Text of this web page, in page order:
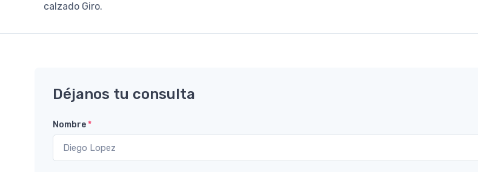
calzado Giro.
Déjanos tu consulta
Nombre*